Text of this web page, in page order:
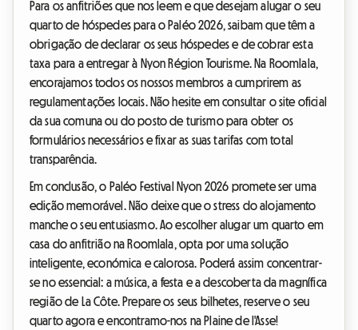
Para os anfitriões que nos leem e que desejam alugar o seu
quarto de hóspedes para o Paléo 2026, saibam que têm a
obrigação de declarar os seus hóspedes e de cobrar esta
taxa para a entregar à Nyon Région Tourisme. Na Roomlala,
encorajamos todos os nossos membros a cumprirem as
regulamentações locais. Não hesite em consultar o site oficial
da sua comuna ou do posto de turismo para obter os
formulários necessários e fixar as suas tarifas com total
transparência.
Em conclusão, o Paléo Festival Nyon 2026 promete ser uma
edição memorável. Não deixe que o stress do alojamento
manche o seu entusiasmo. Ao escolher alugar um quarto em
casa do anfitrião na Roomlala, opta por uma solução
inteligente, económica e calorosa. Poderá assim concentrar-
se no essencial: a música, a festa e a descoberta da magnífica
região de La Côte. Prepare os seus bilhetes, reserve o seu
quarto agora e encontramo-nos na Plaine de l'Asse!